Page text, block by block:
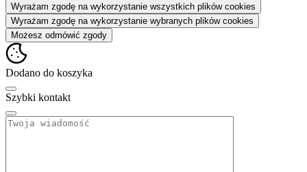
Wyrażam zgodę na wykorzystanie wszystkich plików cookies
Wyrażam zgodę na wykorzystanie wybranych plików cookies
Możesz odmówić zgody
Dodano do koszyka
Szybki kontakt